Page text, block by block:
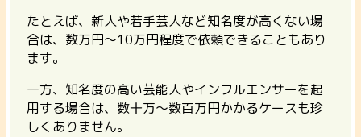
たとえば、新人や若手芸人など知名度が高くない場
合は、数万円〜10万円程度で依頼できることもあり
ます。
一方、知名度の高い芸能人やインフルエンサーを起
用する場合は、数十万〜数百万円かかるケースも珍
しくありません。